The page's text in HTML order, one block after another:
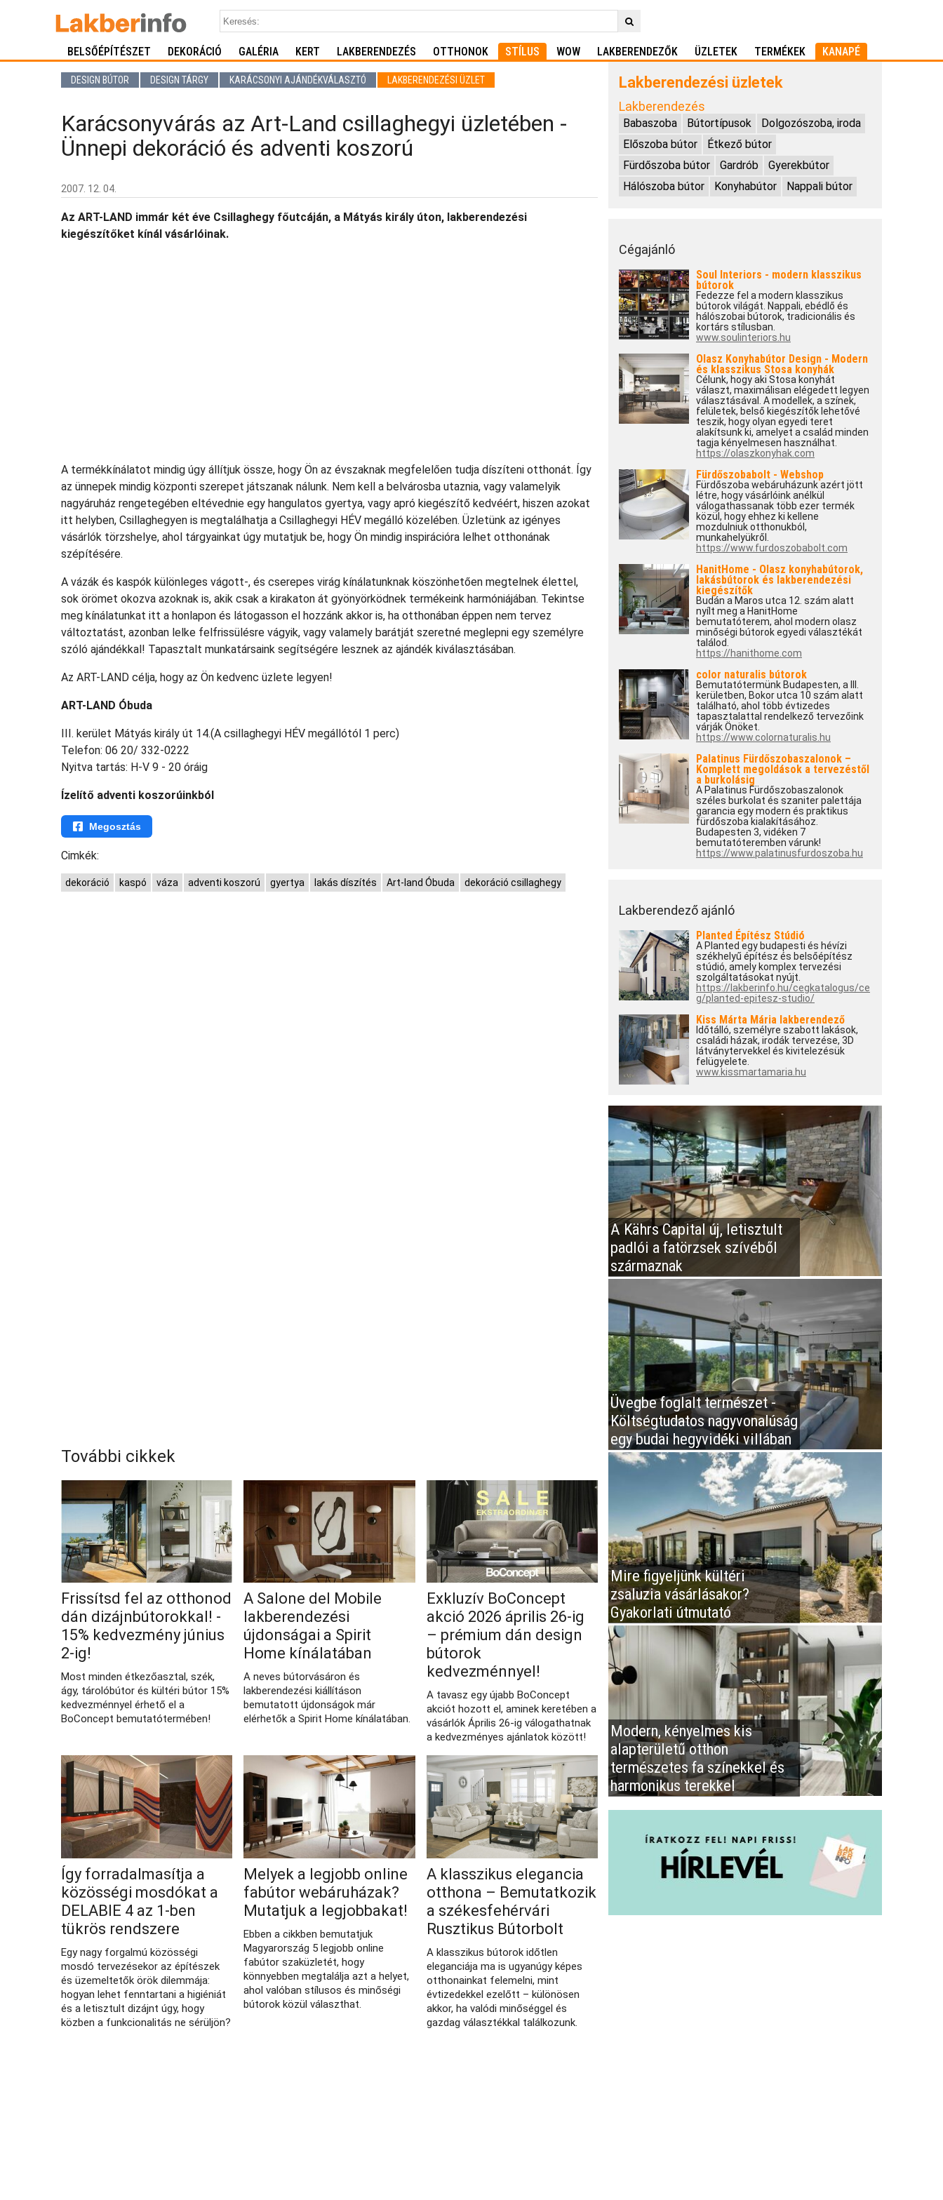
BELSŐÉPÍTÉSZET DEKORÁCIÓ GALÉRIA KERT LAKBERENDEZÉS OTTHONOK STÍLUS WOW LAKBERENDEZŐK ÜZLETEK TERMÉKEK KANAPÉ
DESIGN BÚTOR DESIGN TÁRGY KARÁCSONYI AJÁNDÉKVÁLASZTÓ LAKBERENDEZÉSI ÜZLET
Karácsonyvárás az Art-Land csillaghegyi üzletében -
Ünnepi dekoráció és adventi koszorú
2007. 12. 04.
Az ART-LAND immár két éve Csillaghegy főutcáján, a Mátyás király úton, lakberendezési
kiegészítőket kínál vásárlóinak.
A termékkínálatot mindig úgy állítjuk össze, hogy Ön az évszaknak megfelelően tudja díszíteni otthonát. Így
az ünnepek mindig központi szerepet játszanak nálunk. Nem kell a belvárosba utaznia, vagy valamelyik
nagyáruház rengetegében eltévednie egy hangulatos gyertya, vagy apró kiegészítő kedvéért, hiszen azokat
itt helyben, Csillaghegyen is megtalálhatja a Csillaghegyi HÉV megálló közelében. Üzletünk az igényes
vásárlók törzshelye, ahol tárgyainkat úgy mutatjuk be, hogy Ön mindig inspirációra lelhet otthonának
szépítésére.
A vázák és kaspók különleges vágott-, és cserepes virág kínálatunknak köszönhetően megtelnek élettel,
sok örömet okozva azoknak is, akik csak a kirakaton át gyönyörködnek termékeink harmóniájában. Tekintse
meg kínálatunkat itt a honlapon és látogasson el hozzánk akkor is, ha otthonában éppen nem tervez
változtatást, azonban lelke felfrissülésre vágyik, vagy valamely barátját szeretné meglepni egy személyre
szóló ajándékkal! Tapasztalt munkatársaink segítségére lesznek az ajándék kiválasztásában.
Az ART-LAND célja, hogy az Ön kedvenc üzlete legyen!
ART-LAND Óbuda
III. kerület Mátyás király út 14.(A csillaghegyi HÉV megállótól 1 perc)
Telefon: 06 20/ 332-0222
Nyitva tartás: H-V 9 - 20 óráig
Ízelítő adventi koszorúinkból
Megosztás
Cimkék:
dekoráció kaspó váza adventi koszorú gyertya lakás díszítés Art-land Óbuda dekoráció csillaghegy
További cikkek
Frissítsd fel az otthonod
dán dizájnbútorokkal! -
15% kedvezmény június
2-ig!
Most minden étkezőasztal, szék,
ágy, tárolóbútor és kültéri bútor 15%
kedvezménnyel érhető el a
BoConcept bemutatótermében!
A Salone del Mobile
lakberendezési
újdonságai a Spirit
Home kínálatában
A neves bútorvásáron és
lakberendezési kiállításon
bemutatott újdonságok már
elérhetők a Spirit Home kínálatában.
Exkluzív BoConcept
akció 2026 április 26‑ig
– prémium dán design
bútorok
kedvezménnyel!
A tavasz egy újabb BoConcept
akciót hozott el, aminek keretében a
vásárlók Április 26-ig válogathatnak
a kedvezményes ajánlatok között!
Így forradalmasítja a
közösségi mosdókat a
DELABIE 4 az 1-ben
tükrös rendszere
Egy nagy forgalmú közösségi
mosdó tervezésekor az építészek
és üzemeltetők örök dilemmája:
hogyan lehet fenntartani a higiéniát
és a letisztult dizájnt úgy, hogy
közben a funkcionalitás ne sérüljön?
Melyek a legjobb online
fabútor webáruházak?
Mutatjuk a legjobbakat!
Ebben a cikkben bemutatjuk
Magyarország 5 legjobb online
fabútor szaküzletét, hogy
könnyebben megtalálja azt a helyet,
ahol valóban stílusos és minőségi
bútorok közül választhat.
A klasszikus elegancia
otthona – Bemutatkozik
a székesfehérvári
Rusztikus Bútorbolt
A klasszikus bútorok időtlen
eleganciája ma is ugyanúgy képes
otthonainkat felemelni, mint
évtizedekkel ezelőtt – különösen
akkor, ha valódi minőséggel és
gazdag választékkal találkozunk.
Lakberendezési üzletek
Lakberendezés
Babaszoba Bútortípusok
Dolgozószoba, iroda
Előszoba bútor
Étkező bútor
Fürdőszoba bútor
Gardrób
Gyerekbútor
Hálószoba bútor
Konyhabútor Nappali bútor
Cégajánló
Soul Interiors - modern klasszikus
bútorok
Fedezze fel a modern klasszikus
bútorok világát. Nappali, ebédlő és
hálószobai bútorok, tradicionális és
kortárs stílusban.
www.soulinteriors.hu
Olasz Konyhabútor Design - Modern
és klasszikus Stosa konyhák
Célunk, hogy aki Stosa konyhát
választ, maximálisan elégedett legyen
választásával. A modellek, a színek,
felületek, belső kiegészítők lehetővé
teszik, hogy olyan egyedi teret
alakítsunk ki, amelyet a család minden
tagja kényelmesen használhat.
https://olaszkonyhak.com
Fürdőszobabolt - Webshop
Fürdőszoba webáruházunk azért jött
létre, hogy vásárlóink anélkül
válogathassanak több ezer termék
közül, hogy ehhez ki kellene
mozdulniuk otthonukból,
munkahelyükről.
https://www.furdoszobabolt.com
HanitHome - Olasz konyhabútorok,
lakásbútorok és lakberendezési
kiegészítők
Budán a Maros utca 12. szám alatt
nyílt meg a HanitHome
bemutatóterem, ahol modern olasz
minőségi bútorok egyedi választékát
találod.
https://hanithome.com
color naturalis bútorok
Bemutatótermünk Budapesten, a III.
kerületben, Bokor utca 10 szám alatt
található, ahol több évtizedes
tapasztalattal rendelkező tervezőink
várják Önöket.
https://www.colornaturalis.hu
Palatinus Fürdőszobaszalonok –
Komplett megoldások a tervezéstől
a burkolásig
A Palatinus Fürdőszobaszalonok
széles burkolat és szaniter palettája
garancia egy modern és praktikus
fürdőszoba kialakításához.
Budapesten 3, vidéken 7
bemutatóteremben várunk!
https://www.palatinusfurdoszoba.hu
Lakberendező ajánló
Planted Építész Stúdió
A Planted egy budapesti és hévízi
székhelyű építész és belsőépítész
stúdió, amely komplex tervezési
szolgáltatásokat nyújt.
https://lakberinfo.hu/cegkatalogus/ce
g/planted-epitesz-studio/
Kiss Márta Mária lakberendező
Időtálló, személyre szabott lakások,
családi házak, irodák tervezése, 3D
látványtervekkel és kivitelezésük
felügyelete.
www.kissmartamaria.hu
A Kährs Capital új, letisztult
padlói a fatörzsek szívéből
származnak
Üvegbe foglalt természet -
Költségtudatos nagyvonalúság
egy budai hegyvidéki villában
Mire figyeljünk kültéri
zsaluzia vásárlásakor?
Gyakorlati útmutató
Modern, kényelmes kis
alapterületű otthon
természetes fa színekkel és
harmonikus terekkel